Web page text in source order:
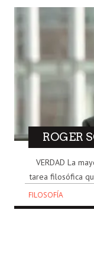
ROGER
VERDAD La
tarea filosófica
FILOSOFÍA